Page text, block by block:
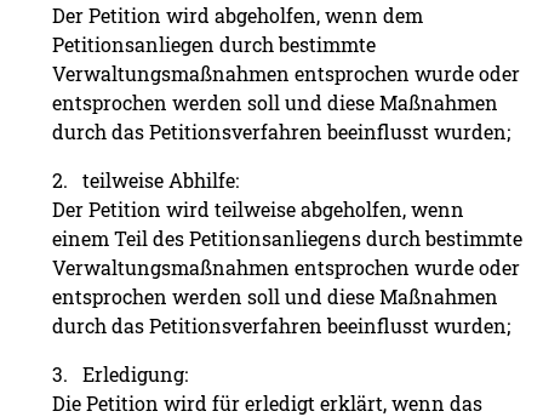
Der Petition wird abgeholfen, wenn dem
Petitionsanliegen durch bestimmte
Verwaltungsmaßnahmen entsprochen wurde oder
entsprochen werden soll und diese Maßnahmen
durch das Petitionsverfahren beeinflusst wurden;
2. teilweise Abhilfe:
Der Petition wird teilweise abgeholfen, wenn
einem Teil des Petitionsanliegens durch bestimmte
Verwaltungsmaßnahmen entsprochen wurde oder
entsprochen werden soll und diese Maßnahmen
durch das Petitionsverfahren beeinflusst wurden;
3. Erledigung:
Die Petition wird für erledigt erklärt, wenn das